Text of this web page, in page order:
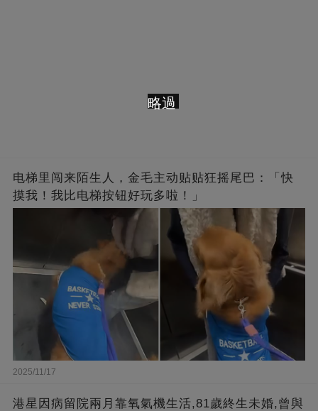
电梯里闯来陌生人，金毛主动贴贴狂摇尾巴：「快
摸我！我比电梯按钮好玩多啦！」
2025/11/17
港星因病留院兩月靠氧氣機生活,81歲終生未婚,曾與
略過